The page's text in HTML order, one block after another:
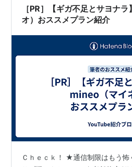
です。 おトクな従業員紹介キャ
［PR］【ギガ不足とサヨナ
オ）おススメプラン紹介
Ｃｈｅｃｋ！ ★通信制限はもう